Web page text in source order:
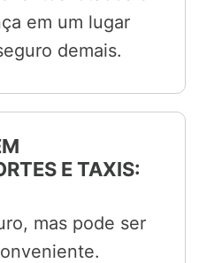
em um lugar
demais.
E TAXIS:
mas pode ser